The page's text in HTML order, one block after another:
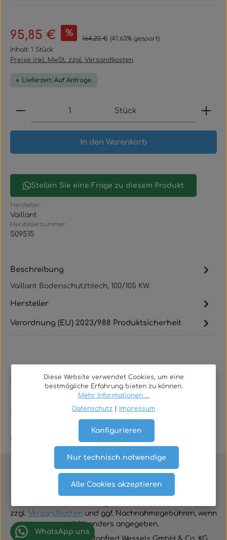
Verkaufspreis:
95,85 € % Regulärer Preis:
164,22 € (41.63% gespart)
Inhalt: 1 Stück
Preise inkl. MwSt. zzgl. Versandkosten
Lieferzeit: Auf Anfrage
Produkt Anzahl: Gib den gewünschten Wert
Stück
In den Warenkorb
Stellen Sie eine Frage zu diesem Produkt
Hersteller:
Vaillant
Herstellernummer:
509515
Beschreibung
Vaillant Bodenschutzblech, 100/105 KW
Hersteller
Verordnung (EU) 2023/988 Produktsicherheit
Rechtliches
Service
Vertrag widerrufen
zzgl. Versandkosten und ggf. Nachnahmegebühren, wenn
nicht anders angegeben.
WhatsApp uns
Diese Website verwendet Cookies, um eine
bestmögliche Erfahrung bieten zu können.
Mehr Informationen ...
Datenschutz
Impressum
Nur technisch notwendige
Konfigurieren
Alle Cookies akzeptieren